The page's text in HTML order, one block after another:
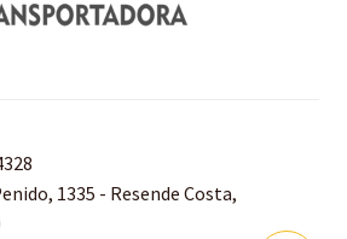
1335 - Resende Costa,